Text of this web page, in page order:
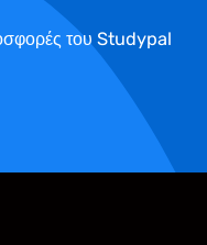
του Studypal